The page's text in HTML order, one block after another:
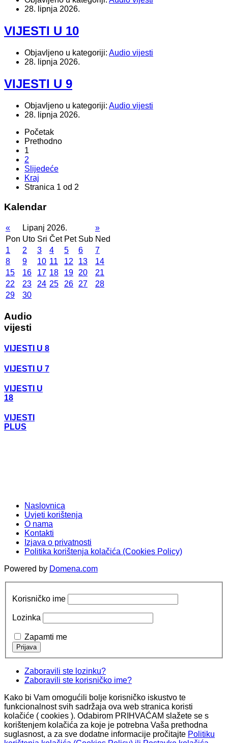
28. lipnja 2026.
VIJESTI U 10
Objavljeno u kategoriji: Audio vijesti
28. lipnja 2026.
VIJESTI U 9
Objavljeno u kategoriji: Audio vijesti
28. lipnja 2026.
Početak
Prethodno
1
2
Slijedeće
Kraj
Stranica 1 od 2
Kalendar
« Lipanj 2026.
»
Pon Uto Sri Čet Pet Sub Ned
1
2 3 4 5 6
7
8
9 10 11 12 13
14
15
16 17 18 19 20
21
22
23 24 25 26 27
28
29
30
Audio
vijesti
VIJESTI U 8
VIJESTI U 7
VIJESTI U
18
VIJESTI
PLUS
Naslovnica
Uvjeti korištenja
O nama
Kontakti
Izjava o privatnosti
Politika korištenja kolačića (Cookies Policy)
Powered by Domena.com
Korisničko ime
Lozinka
Zapamti me
Zaboravili ste lozinku?
Zaboravili ste korisničko ime?
Kako bi Vam omogućili bolje korisničko iskustvo te
funkcionalnost svih sadržaja ova web stranica koristi
kolačiće ( cookies ). Odabirom PRIHVAĆAM slažete se s
korištenjem kolačića za koje je potrebna Vaša prethodna
suglasnost, a za sve dodatne informacije pročitajte Politiku